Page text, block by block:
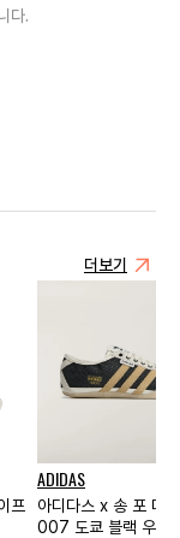
다.
더보기
프
ADIDAS
아디다스 x 송 포 더
007 도쿄 블랙 우먼